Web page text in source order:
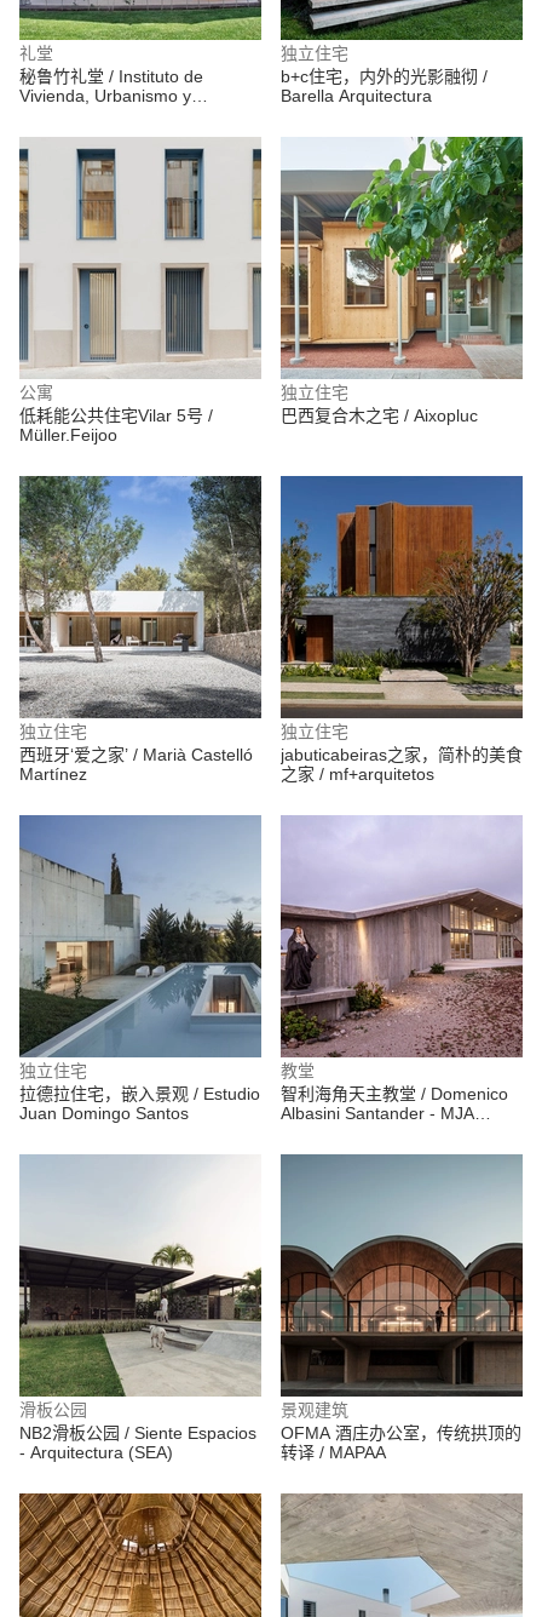
礼堂
秘鲁竹礼堂 / Instituto de
Vivienda, Urbanismo y
独立住宅
b+c住宅，内外的光影融彻 /
Barella Arquitectura
公寓
低耗能公共住宅Vilar 5号 /
Müller.Feijoo
独立住宅
巴西复合木之宅 / Aixopluc
独立住宅
西班牙‘爱之家’ / Marià Castelló
Martínez
独立住宅
jabuticabeiras之家，简朴的美食
之家 / mf+arquitetos
独立住宅
拉德拉住宅，嵌入景观 / Estudio
Juan Domingo Santos
教堂
智利海角天主教堂 / Domenico
Albasini Santander - MJA
滑板公园
NB2滑板公园 / Siente Espacios
- Arquitectura (SEA)
景观建筑
OFMA 酒庄办公室，传统拱顶的
转译 / MAPAA